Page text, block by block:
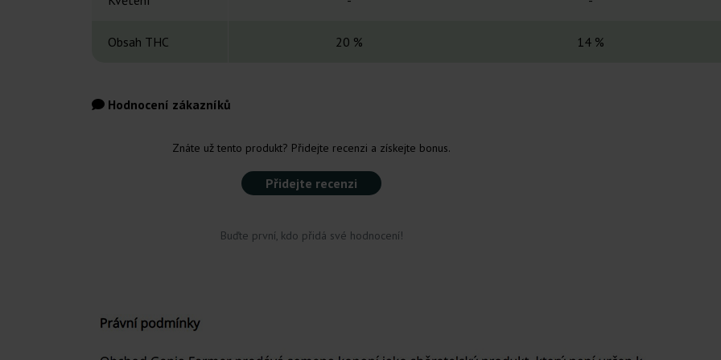
Obsah THC 20 % 14 %
Hodnocení zákazníků
Znáte už tento produkt? Přidejte recenzi a získejte bonus.
Přidejte recenzi
Buďte první, kdo přidá své hodnocení!